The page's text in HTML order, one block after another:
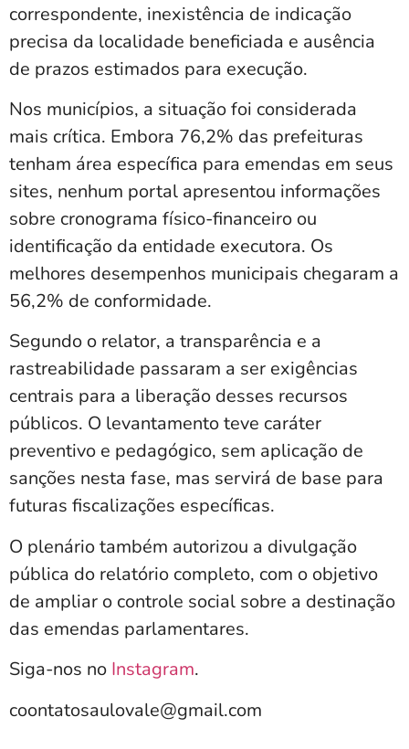
correspondente, inexistência de indicação
precisa da localidade beneficiada e ausência
de prazos estimados para execução.
Nos municípios, a situação foi considerada
mais crítica. Embora 76,2% das prefeituras
tenham área específica para emendas em seus
sites, nenhum portal apresentou informações
sobre cronograma físico-financeiro ou
identificação da entidade executora. Os
melhores desempenhos municipais chegaram a
56,2% de conformidade.
Segundo o relator, a transparência e a
rastreabilidade passaram a ser exigências
centrais para a liberação desses recursos
públicos. O levantamento teve caráter
preventivo e pedagógico, sem aplicação de
sanções nesta fase, mas servirá de base para
futuras fiscalizações específicas.
O plenário também autorizou a divulgação
pública do relatório completo, com o objetivo
de ampliar o controle social sobre a destinação
das emendas parlamentares.
Siga-nos no Instagram.
coontatosaulovale@gmail.com